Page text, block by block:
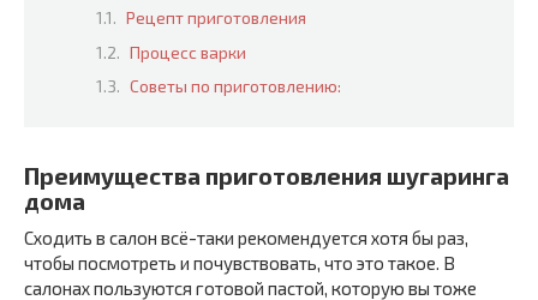
Рецепт приготовления
Процесс варки
Советы по приготовлению:
Преимущества приготовления шугаринга
дома
Сходить в салон всё-таки рекомендуется хотя бы раз,
чтобы посмотреть и почувствовать, что это такое. В
салонах пользуются готовой пастой, которую вы тоже